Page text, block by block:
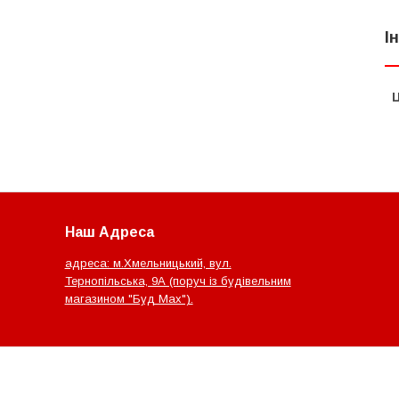
Наш Адреса
адреса: м.Хмельницький, вул.
Тернопільська, 9А (поруч із будівельним
магазином "Буд Мах").